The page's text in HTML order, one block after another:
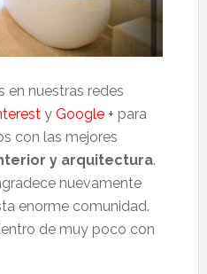
en nuestras redes
y Google + para
con las mejores
y arquitectura.
nuevamente
enorme comunidad.
de muy poco con